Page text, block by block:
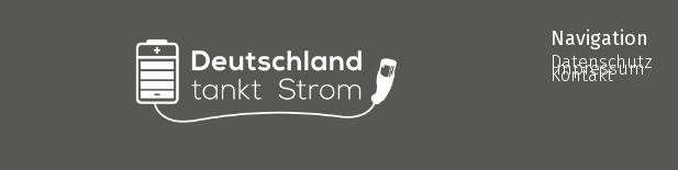
Navigation
Datenschutz
Impressum
Kontakt